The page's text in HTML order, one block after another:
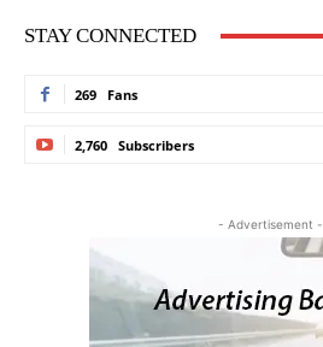
STAY CONNECTED
269 Fans
2,760 Subscribers
- Advertisement -